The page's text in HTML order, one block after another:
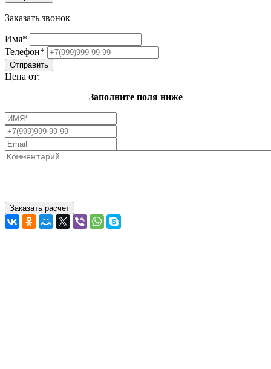
Заказать звонок
Имя*
Телефон*
Цена от:
Заполните поля ниже